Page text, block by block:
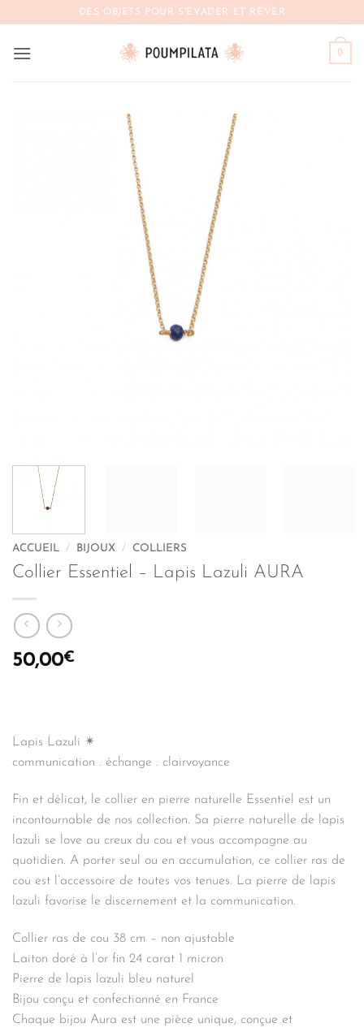
contenu
DES OBJETS POUR S'ÉVADER ET RÊVER
0
ACCUEIL / BIJOUX / COLLIERS
Collier Essentiel – Lapis Lazuli AURA
50,00€
Lapis Lazuli ✴︎
communication . échange . clairvoyance
Fin et délicat, le collier en pierre naturelle Essentiel est un
incontournable de nos collection. Sa pierre naturelle de lapis
lazuli se love au creux du cou et vous accompagne au
quotidien. A porter seul ou en accumulation, ce collier ras de
cou est l’accessoire de toutes vos tenues. La pierre de lapis
lazuli favorise le discernement et la communication.
Collier ras de cou 38 cm – non ajustable
Laiton doré à l’or fin 24 carat 1 micron
Pierre de lapis lazuli bleu naturel
Bijou conçu et confectionné en France
Chaque bijou Aura est une pièce unique, conçue et